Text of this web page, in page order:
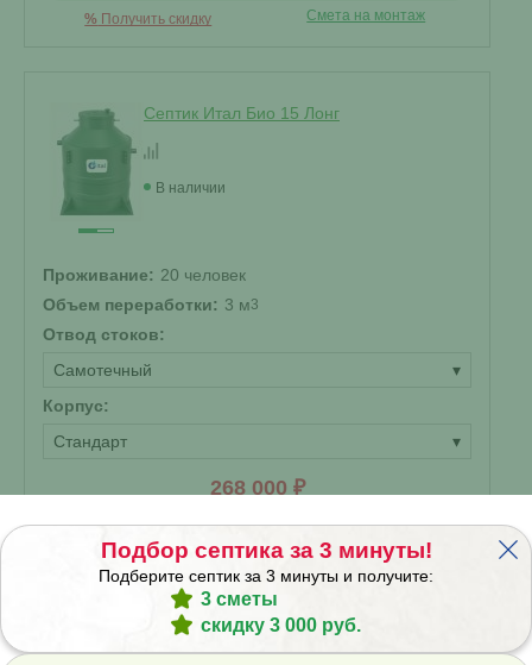
% Получить скидку Смета на монтаж
Септик Итал Био 15 Лонг
В наличии
Проживание: 20 человек
Объем переработки: 3 м3
Отвод стоков:
Самотечный
▾
Корпус:
Стандарт
▾
268 000 ₽
Купить
Получить скидку Смета на монтаж
Септик Панда Хайд 4
Подбор септика за 3 минуты!
Подберите септик за 3 минуты и получите:
3 сметы
скидку 3 000 руб.